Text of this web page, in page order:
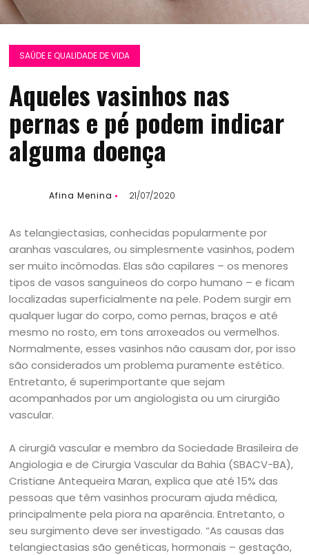
SAÚDE E QUALIDADE DE VIDA
Aqueles vasinhos nas
pernas e pé podem indicar
alguma doença
Afina Menina 21/07/2020
As telangiectasias, conhecidas popularmente por
aranhas vasculares, ou simplesmente vasinhos, podem
ser muito incômodas. Elas são capilares – os menores
tipos de vasos sanguíneos do corpo humano – e ficam
localizadas superficialmente na pele. Podem surgir em
qualquer lugar do corpo, como pernas, braços e até
mesmo no rosto, em tons arroxeados ou vermelhos.
Normalmente, esses vasinhos não causam dor, por isso
são considerados um problema puramente estético.
Entretanto, é superimportante que sejam
acompanhados por um angiologista ou um cirurgião
vascular.
A cirurgiã vascular e membro da Sociedade Brasileira de
Angiologia e de Cirurgia Vascular da Bahia (SBACV-BA),
Cristiane Antequeira Maran, explica que até 15% das
pessoas que têm vasinhos procuram ajuda médica,
principalmente pela piora na aparência. Entretanto, o
seu surgimento deve ser investigado. “As causas das
telangiectasias são genéticas, hormonais – gestação,